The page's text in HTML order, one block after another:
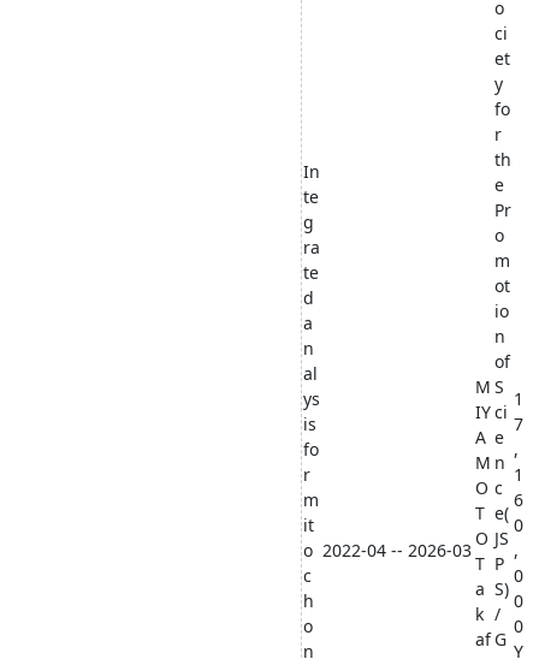
In
te
g
ra
te
d
a
n
al
ys
is
fo
r
m
it
o
c
h
o
n
2022-04 -- 2026-03
M
IY
A
M
O
T
O
T
a
k
af
o
ci
et
y
fo
r
th
e
Pr
o
m
ot
io
n
of
S
ci
e
n
c
e(
JS
P
S)
/
G
1
7
,
1
6
0
,
0
0
0
Y